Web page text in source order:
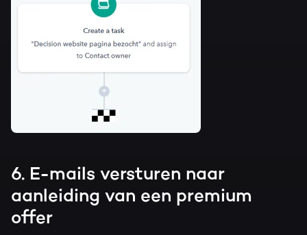
6. E-mails versturen naar
aanleiding van een premium
offer